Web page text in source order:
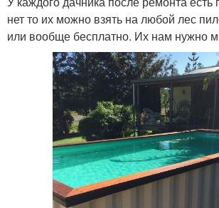
нет то их можно взять на любой лес
или вообще бесплатно. Их нам нужно